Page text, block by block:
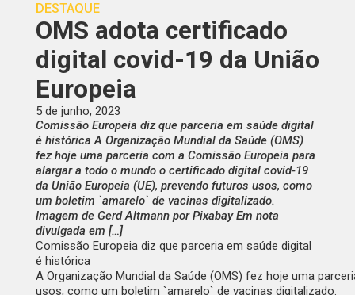
DESTAQUE
OMS adota certificado
digital covid-19 da União
Europeia
5 de junho, 2023
Comissão Europeia diz que parceria em saúde digital
é histórica A Organização Mundial da Saúde (OMS)
fez hoje uma parceria com a Comissão Europeia para
alargar a todo o mundo o certificado digital covid-19
da União Europeia (UE), prevendo futuros usos, como
um boletim `amarelo` de vacinas digitalizado.
Imagem de Gerd Altmann por Pixabay Em nota
divulgada em […]
Comissão Europeia diz que parceria em saúde digital
é histórica
A Organização Mundial da Saúde (OMS) fez hoje uma
usos, como um boletim `amarelo` de vacinas digitalizado.